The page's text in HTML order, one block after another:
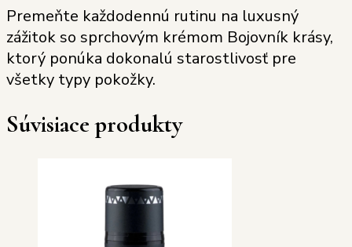
Premeňte každodennú rutinu na luxusný
zážitok so sprchovým krémom Bojovník krásy,
ktorý ponúka dokonalú starostlivosť pre
všetky typy pokožky.
Súvisiace produkty